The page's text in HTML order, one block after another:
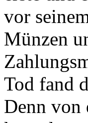
vor
Münzen
Tod fand
Denn von